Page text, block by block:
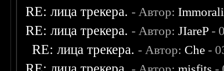
RE: лица трекера. - Автор:
RE: лица трекера. - Автор:JIareP -
RE: лица трекера. - Автор: Che -